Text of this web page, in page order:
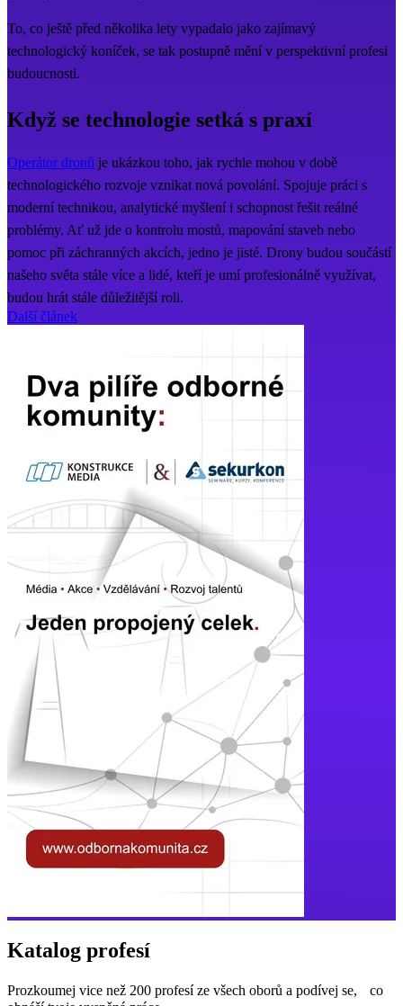
To, co ještě před několika lety vypadalo jako zajímavý
technologický koníček, se tak postupně mění v perspektivní profesi
budoucnosti.
Když se technologie setká s praxí
Operátor dronů je ukázkou toho, jak rychle mohou v době
technologického rozvoje vznikat nová povolání. Spojuje práci s
moderní technikou, analytické myšlení i schopnost řešit reálné
problémy. Ať už jde o kontrolu mostů, mapování staveb nebo
pomoc při záchranných akcích, jedno je jisté. Drony budou součástí
našeho světa stále více a lidé, kteří je umí profesionálně využívat,
budou hrát stále důležitější roli.
Další článek
Katalog profesí
Prozkoumej vice než 200 profesí ze všech oborů a podívej se, co